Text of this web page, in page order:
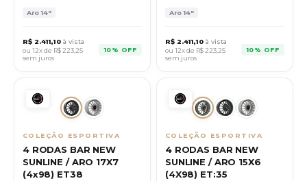
Aro14"
R$ 2.411,10 à vista
ou 12x de R$ 223,25
sem juros
10% OFF
Aro14"
R$ 2.411,10 à vista
ou 12x de R$ 223,25
sem juros
10% OFF
COLEÇÃO ESPORTIVA
4 RODAS BAR NEW
SUNLINE / ARO 17X7
(4x98) ET38
COLEÇÃO ESPORTIVA
4 RODAS BAR NEW
SUNLINE / ARO 15X6
(4X98) ET:35